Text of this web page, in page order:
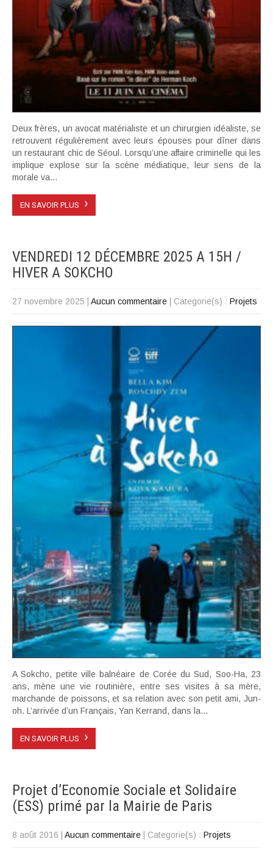
Deux frères, un avocat matérialiste et un chirurgien idéaliste, se
retrouvent régulièrement avec leurs épouses pour dîner dans
un restaurant chic de Séoul. Lorsqu’une affaire criminelle qui les
implique explose sur la scène médiatique, leur sens de la
morale va...
EN SAVOIR PLUS ›
VENDREDI 12 DÉCEMBRE 2025 A 15H /
HIVER A SOKCHO
27 novembre 2025 Aucun commentaire | Categorie(s) : Projets
A Sokcho, petite ville balnéaire de Corée du Sud, Soo-Ha, 23
ans, mène une vie routinière, entre ses visites à sa mère,
marchande de poissons, et sa relation avec son petit ami, Jun-
oh. L’arrivée d’un Français, Yan Kerrand, dans la...
EN SAVOIR PLUS ›
Projet d’Economie Sociale et Solidaire
(ESS) primé par la Mairie de Paris
8 août 2016 Aucun commentaire | Categorie(s) : Projets